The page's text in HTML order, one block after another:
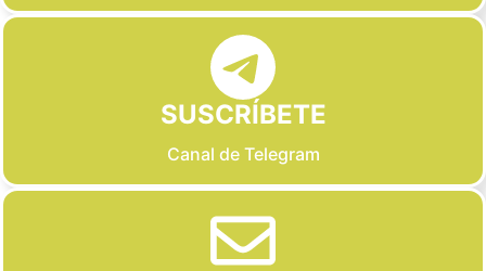
SUSCRÍBETE
Canal de Telegram